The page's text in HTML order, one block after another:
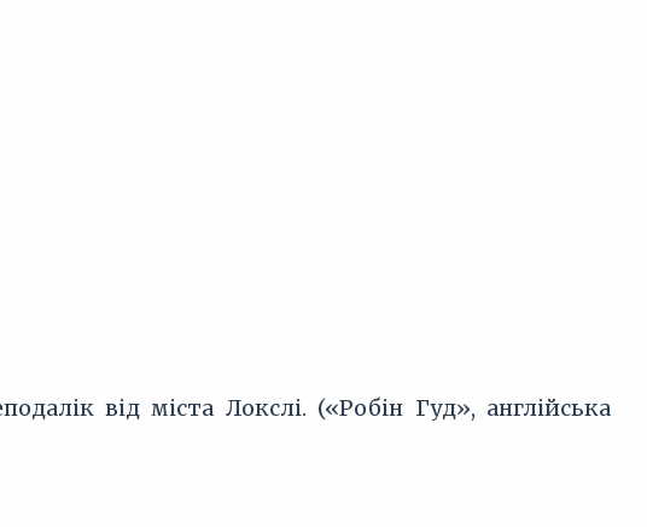
від міста Локслі. («Робін Гуд», англійська